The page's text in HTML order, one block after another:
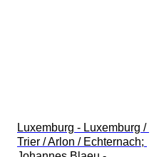
Luxemburg - Luxemburg /
Trier / Arlon / Echternach;